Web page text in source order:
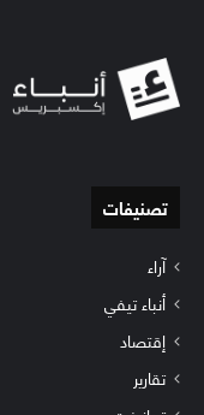
تصنيفات
آراء
أنباء تيفي
إقتصاد
تقارير